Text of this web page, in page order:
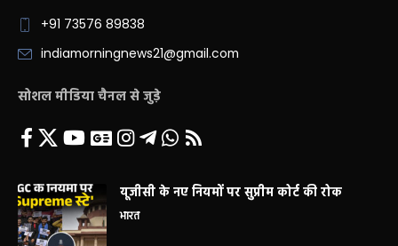
+91 73576 89838
indiamorningnews21@gmail.com
सोशल मीडिया चैनल से जुड़े
यूजीसी के नए नियमों पर सुप्रीम कोर्ट की रोक
भारत